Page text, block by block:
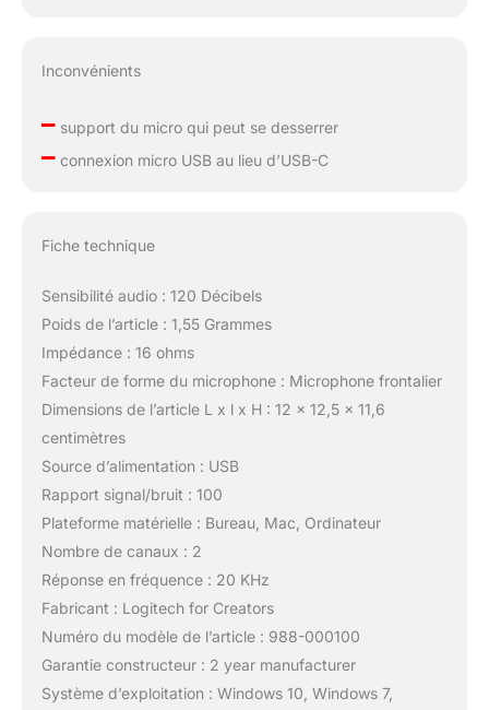
Inconvénients
–support du micro qui peut se desserrer
–connexion micro USB au lieu d’USB-C
Fiche technique
Sensibilité audio : 120 Décibels
Poids de l’article : 1,55 Grammes
Impédance : 16 ohms
Facteur de forme du microphone : Microphone frontalier
Dimensions de l’article L x l x H : 12 x 12,5 x 11,6
centimètres
Source d’alimentation : USB
Rapport signal/bruit : 100
Plateforme matérielle : Bureau, Mac, Ordinateur
Nombre de canaux : 2
Réponse en fréquence : 20 KHz
Fabricant : Logitech for Creators
Numéro du modèle de l’article : 988-000100
Garantie constructeur : 2 year manufacturer
Système d’exploitation : Windows 10, Windows 7,